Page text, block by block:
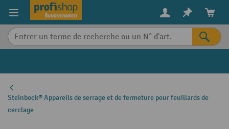
content
Steinbock® Appareils de serrage et de fermeture pour feuillards de
cerclage